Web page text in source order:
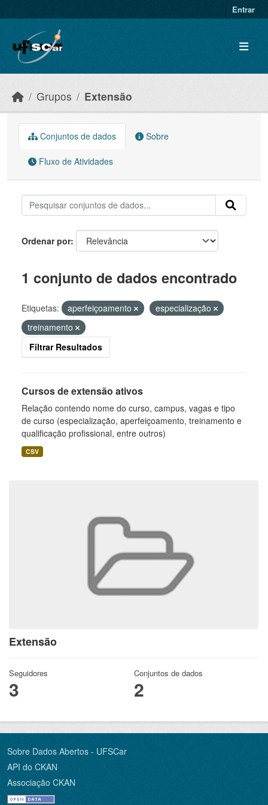
Entrar
Grupos Extensão
Extensão
Seguidores
3
Conjuntos de dados
2
Conjuntos de dados Sobre
Fluxo de Atividades
Ordenar por
1 conjunto de dados encontrado
Etiquetas: aperfeiçoamento
especialização
treinamento
Filtrar Resultados
Cursos de extensão ativos
Relação contendo nome do curso, campus, vagas e tipo
de curso (especialização, aperfeiçoamento, treinamento e
qualificação profissional, entre outros)
CSV
Sobre Dados Abertos - UFSCar
API do CKAN
Associação CKAN